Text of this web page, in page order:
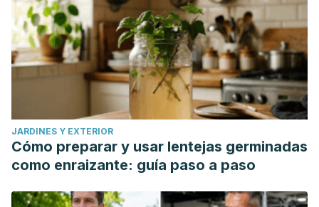
JARDINES Y EXTERIOR
Cómo preparar y usar lentejas germinadas
como enraizante: guía paso a paso